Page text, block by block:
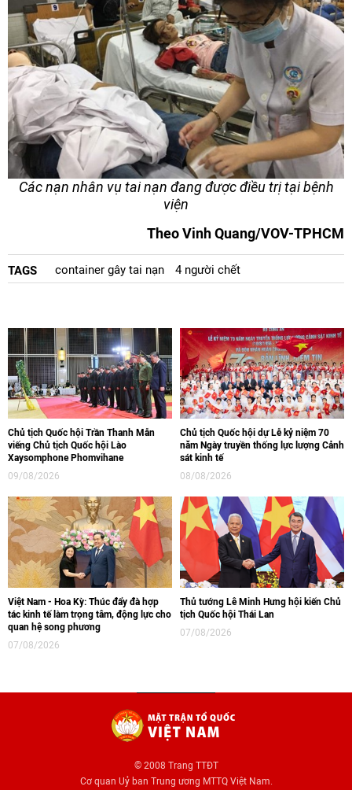
Các nạn nhân vụ tai nạn đang được điều trị tại bệnh
viện
Theo Vinh Quang/VOV-TPHCM
TAGS container gây tai nạn 4 người chết
Chủ tịch Quốc hội Trần Thanh Mẫn
viếng Chủ tịch Quốc hội Lào
Xaysomphone Phomvihane
09/08/2026
Chủ tịch Quốc hội dự Lễ kỷ niệm 70
năm Ngày truyền thống lực lượng Cảnh
sát kinh tế
08/08/2026
Việt Nam - Hoa Kỳ: Thúc đẩy đà hợp
tác kinh tế làm trọng tâm, động lực cho
quan hệ song phương
07/08/2026
Thủ tướng Lê Minh Hưng hội kiến Chủ
tịch Quốc hội Thái Lan
07/08/2026
© 2008 Trang TTĐT
Cơ quan Uỷ ban Trung ương MTTQ Việt Nam.